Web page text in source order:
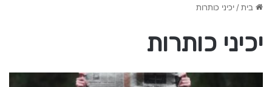
בית/יכיני כותרות
יכיני כותרות